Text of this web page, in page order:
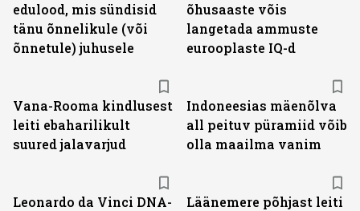
edulood, mis sündisid
tänu õnnelikule (või
õnnetule) juhusele
õhusaaste võis
langetada ammuste
eurooplaste IQ-d
Vana-Rooma kindlusest
leiti ebaharilikult
suured jalavarjud
Indoneesias mäenõlva
all peituv püramiid võib
olla maailma vanim
Leonardo da Vinci DNA-
Läänemere põhjast leiti